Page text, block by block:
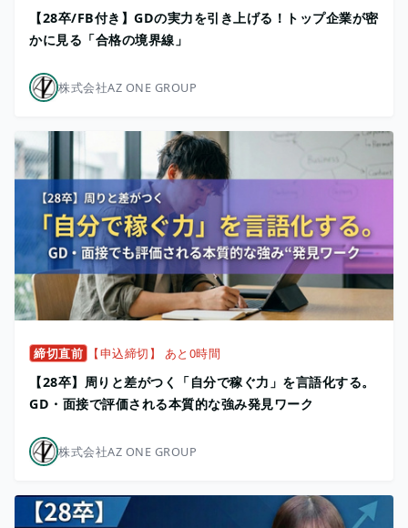
【28卒/FB付き】GDの実力を引き上げる！トップ企業が密
かに見る「合格の境界線」
株式会社AZ ONE GROUP
締切直前 【申込締切】 あと0時間
【28卒】周りと差がつく「自分で稼ぐ力」を言語化する。
GD・面接で評価される本質的な強み発見ワーク
株式会社AZ ONE GROUP